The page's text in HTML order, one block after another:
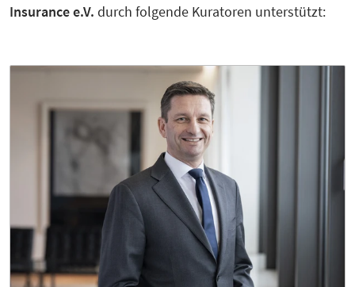
Insurance e.V. durch folgende Kuratoren unterstützt: